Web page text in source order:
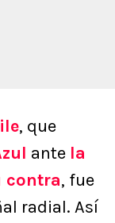
, que
ante la
contra, fue
radial. Así